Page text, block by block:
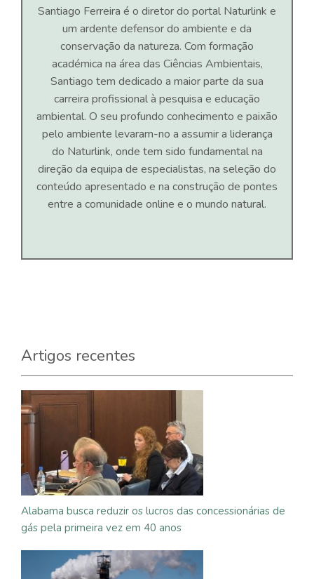
Santiago Ferreira é o diretor do portal Naturlink e
um ardente defensor do ambiente e da
conservação da natureza. Com formação
académica na área das Ciências Ambientais,
Santiago tem dedicado a maior parte da sua
carreira profissional à pesquisa e educação
ambiental. O seu profundo conhecimento e paixão
pelo ambiente levaram-no a assumir a liderança
do Naturlink, onde tem sido fundamental na
direção da equipa de especialistas, na seleção do
conteúdo apresentado e na construção de pontes
entre a comunidade online e o mundo natural.
Artigos recentes
Alabama busca reduzir os lucros das concessionárias de
gás pela primeira vez em 40 anos